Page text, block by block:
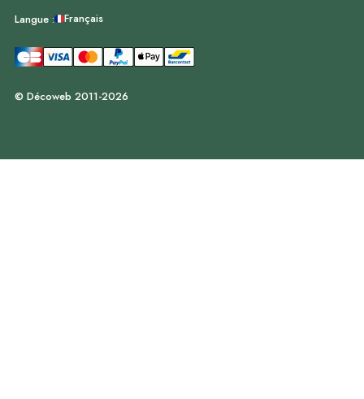
Langue : Français
© Décoweb 2011-2026